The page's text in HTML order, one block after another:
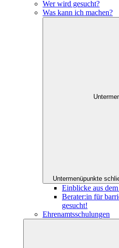
Wer wird gesucht?
Was kann ich machen?
Untermenüpunkte
Einblicke aus
Berater:in für
gesucht!
Ehrenamtsschulungen